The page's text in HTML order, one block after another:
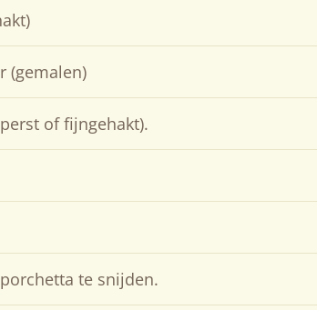
(gemalen)
of fijngehakt).
te snijden.